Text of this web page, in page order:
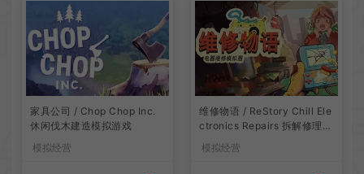
家具公司 / Chop Chop Inc.
休闲伐木建造模拟游戏
模拟经营
维修物语 / ReStory Chill Ele
ctronics Repairs 拆解修理模
拟游戏
模拟经营